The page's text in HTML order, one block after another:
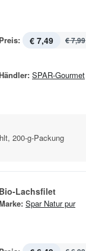
Preis: € 7,49 € 7,99
Händler: SPAR-Gourmet
200-g-Packung
Bio-Lachsfilet
Spar Natur pur